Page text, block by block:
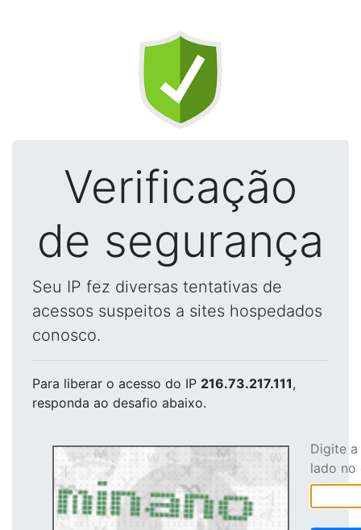
Verificação
de segurança
Seu IP fez diversas tentativas de
acessos suspeitos a sites hospedados
conosco.
Para liberar o acesso do IP 216.73.217.111,
responda ao desafio abaixo.
Digite
lado no